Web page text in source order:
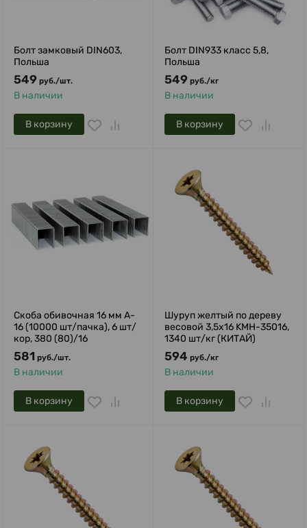
Болт замковый DIN603,
Польша
549 руб./шт.
В наличии
В корзину
Болт DIN933 класс 5,8,
Польша
549 руб./кг
В наличии
В корзину
Скоба обивочная 16 мм A-
16 (10000 шт/пачка), 6 шт/
кор, 380 (80)/16
581 руб./шт.
В наличии
В корзину
Шуруп желтый по дереву
весовой 3,5х16 KMH-35016,
1340 шт/кг (КИТАЙ)
594 руб./кг
В наличии
В корзину